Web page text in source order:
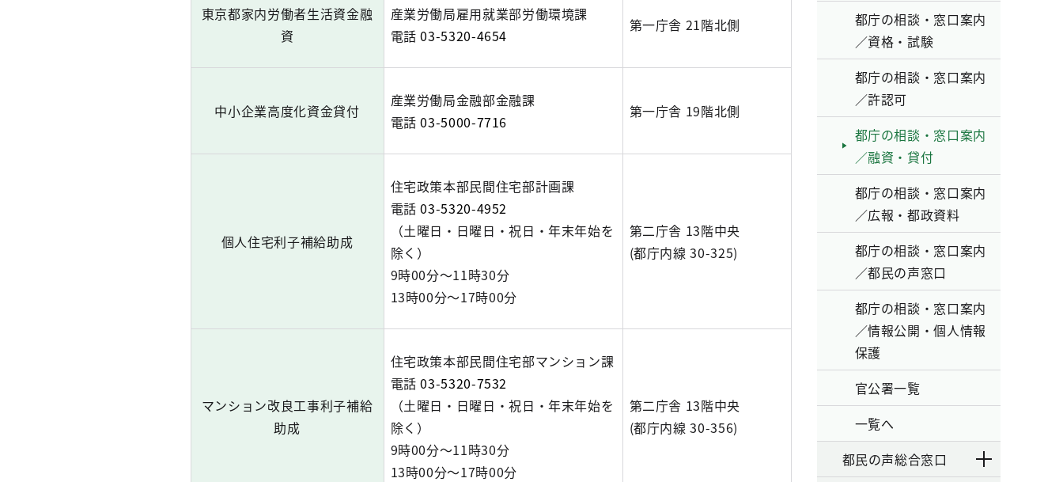
東京都家内労働者生活資金融
資
産業労働局雇用就業部労働環境課
電話03-5320-4654
第一庁舎 21階北側
中小企業高度化資金貸付
産業労働局金融部金融課
電話03-5000-7716
第一庁舎 19階北側
個人住宅利子補給助成
住宅政策本部民間住宅部計画課
電話03-5320-4952
（土曜日・日曜日・祝日・年末年始を
除く）
9時00分～11時30分
13時00分～17時00分
第二庁舎 13階中央
(都庁内線 30-325)
マンション改良工事利子補給
助成
住宅政策本部民間住宅部マンション課
電話03-5320-7532
（土曜日・日曜日・祝日・年末年始を
除く）
9時00分～11時30分
13時00分～17時00分
第二庁舎 13階中央
(都庁内線 30-356)
都庁の相談・窓口案内
／資格・試験
都庁の相談・窓口案内
／許認可
都庁の相談・窓口案内
／融資・貸付
都庁の相談・窓口案内
／広報・都政資料
都庁の相談・窓口案内
／都民の声窓口
都庁の相談・窓口案内
／情報公開・個人情報
保護
官公署一覧
一覧へ
都民の声総合窓口